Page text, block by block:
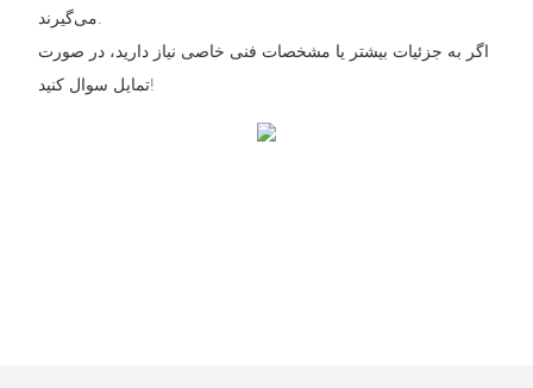
اگر به جزئیات بیشتر یا مشخصات فنی خاصی نیاز دارید، در صورت
تمایل سوال کنید!